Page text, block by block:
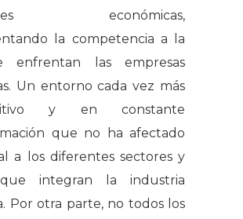
económicas,
la competencia a la
enfrentan las empresas
Un entorno cada vez más
y en constante
que no ha afectado
a los diferentes sectores y
integran la industria
Por otra parte, no todos los